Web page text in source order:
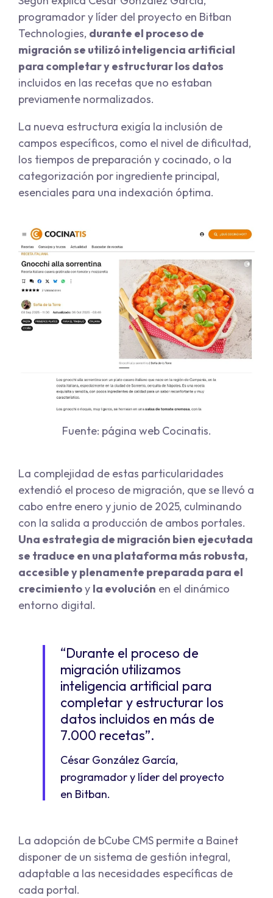
programador y líder del proyecto en Bitban
Technologies, durante el proceso de
migración se utilizó inteligencia artificial
para completar y estructurar los datos
incluidos en las recetas que no estaban
previamente normalizados.
La nueva estructura exigía la inclusión de
campos específicos, como el nivel de dificultad,
los tiempos de preparación y cocinado, o la
categorización por ingrediente principal,
esenciales para una indexación óptima.
Fuente: página web Cocinatis.
La complejidad de estas particularidades
extendió el proceso de migración, que se llevó a
cabo entre enero y junio de 2025, culminando
con la salida a producción de ambos portales.
Una estrategia de migración bien ejecutada
se traduce en una plataforma más robusta,
accesible y plenamente preparada para el
crecimientoy la evolución en el dinámico
entorno digital.
“Durante el proceso de
migración utilizamos
inteligencia artificial para
completar y estructurar los
datos incluidos en más de
7.000 recetas”.
César González García,
programador y líder del proyecto
en Bitban.
La adopción de bCube CMS permite a Bainet
disponer de un sistema de gestión integral,
adaptable a las necesidades específicas de
cada portal.